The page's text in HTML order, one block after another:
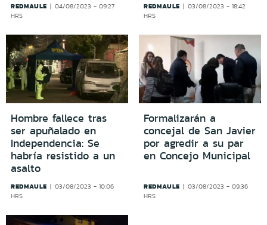
REDMAULE
04/08/2023 - 09:27
HRS
REDMAULE
03/08/2023 - 18:42
HRS
Hombre fallece tras
ser apuñalado en
Independencia: Se
habría resistido a un
asalto
REDMAULE
03/08/2023 - 10:06
HRS
Formalizarán a
concejal de San Javier
por agredir a su par
en Concejo Municipal
REDMAULE
03/08/2023 - 09:36
HRS